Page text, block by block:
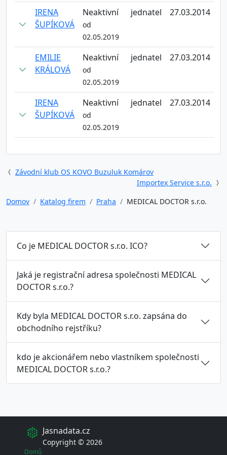
IRENA
ŠUPÍKOVÁ
Neaktivní
od
02.05.2019
jednatel 27.03.2014
EMILIE
KRÁLOVÁ
Neaktivní
od
02.05.2019
jednatel 27.03.2014
IRENA
ŠUPÍKOVÁ
Neaktivní
od
02.05.2019
jednatel 27.03.2014
Závodní klub OS KOVO Buzuluk Komárov
Importex Service s.r.o.
Domov
Katalog firem Praha MEDICAL DOCTOR s.r.o.
Co je MEDICAL DOCTOR s.r.o. ICO?
Jaká je registrační adresa společnosti MEDICAL
DOCTOR s.r.o.?
Kdy byla MEDICAL DOCTOR s.r.o. zapsána do
obchodního rejstříku?
kdo je akcionářem nebo vlastníkem společnosti
MEDICAL DOCTOR s.r.o.?
Jasnadata.cz
Copyright © 2026
Domů